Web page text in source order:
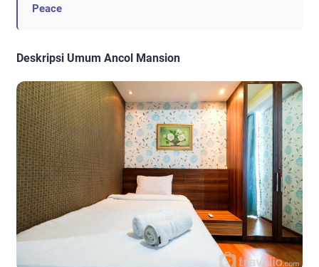
Peace
Deskripsi Umum Ancol Mansion